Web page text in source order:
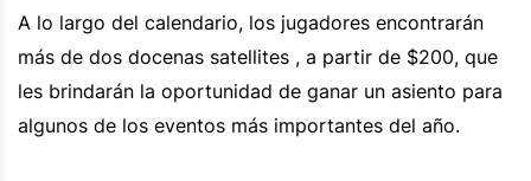
A lo largo del calendario, los jugadores encontrarán
más de dos docenas satellites , a partir de $200, que
les brindarán la oportunidad de ganar un asiento para
algunos de los eventos más importantes del año.